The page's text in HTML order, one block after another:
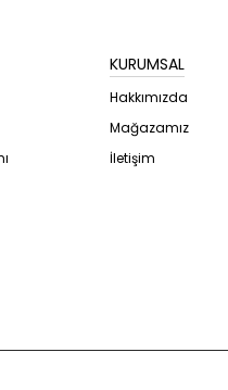
KURUMSAL
Hakkımızda
Mağazamız
İletişim